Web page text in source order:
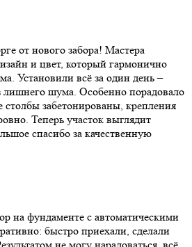
от нового забора! Мастера
и цвет, который гармонично
Установили всё за один день –
лишнего шума. Особенно порадовало
столбы забетонированы, крепления
Теперь участок выглядит
спасибо за качественную
на фундаменте с автоматическими
быстро приехали, сделали
не могу нарадоваться, всё